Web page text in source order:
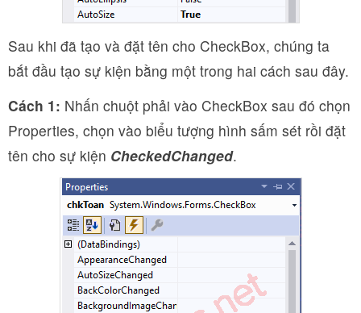
Sau khi đã tạo và đặt tên cho CheckBox, chúng ta
bắt đầu tạo sự kiện bằng một trong hai cách sau đây.
Cách 1: Nhấn chuột phải vào CheckBox sau đó chọn
Properties, chọn vào biểu tượng hình sấm sét rồi đặt
tên cho sự kiện CheckedChanged.